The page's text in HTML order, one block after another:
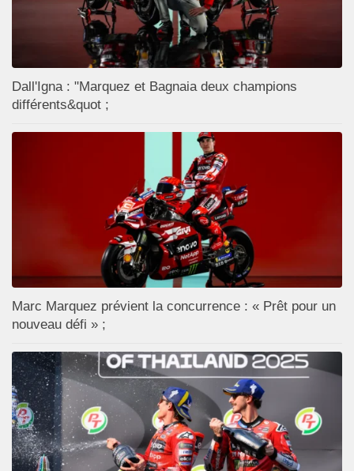
Dall'Igna : "Marquez et Bagnaia deux champions
différents&quot ;
Marc Marquez prévient la concurrence : « Prêt pour un
nouveau défi » ;